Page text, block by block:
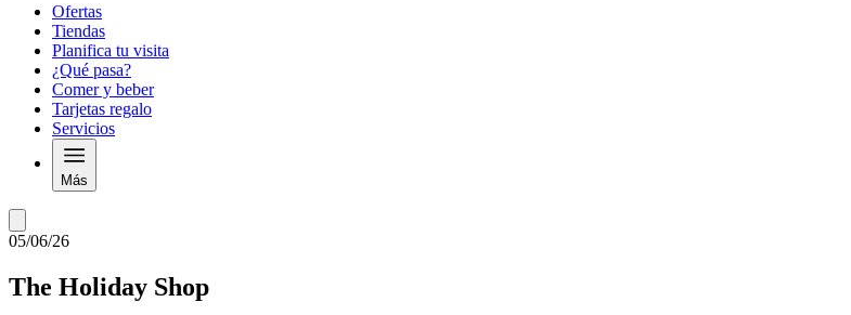
Ofertas
Tiendas
Planifica tu visita
¿Qué pasa?
Comer y beber
Tarjetas regalo
Servicios
Más
05/06/26
The Holiday Shop